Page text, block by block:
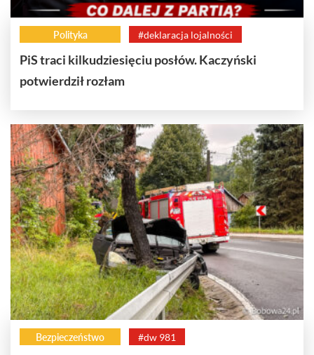
Polityka #deklaracja lojalności
PiS traci kilkudziesięciu posłów. Kaczyński
potwierdził rozłam
Bezpieczeństwo #dw 981